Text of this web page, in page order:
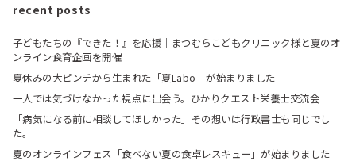
recent posts
子どもたちの『できた！』を応援｜まつむらこどもクリニック様と夏のオ
ンライン食育企画を開催
夏休みの大ピンチから生まれた「夏Labo」が始まりました
一人では気づけなかった視点に出会う。ひかりクエスト栄養士交流会
「病気になる前に相談してほしかった」その想いは行政書士も同じでし
た。
夏のオンラインフェス「食べない夏の食卓レスキュー」が始まりました